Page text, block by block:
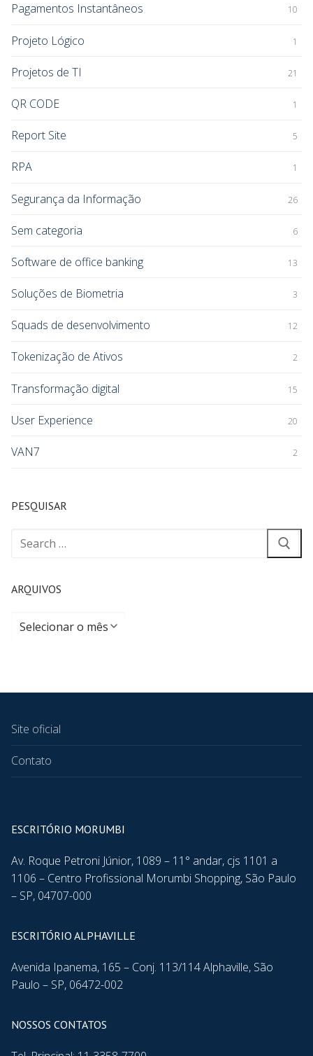
Pagamentos Instantâneos 10
Projeto Lógico 1
Projetos de TI 21
QR CODE 1
Report Site 5
RPA 1
Segurança da Informação 26
Sem categoria 6
Software de office banking 13
Soluções de Biometria 3
Squads de desenvolvimento 12
Tokenização de Ativos 2
Transformação digital 15
User Experience 20
VAN7 2
PESQUISAR
ARQUIVOS
Site oficial
Contato
ESCRITÓRIO MORUMBI
Av. Roque Petroni Júnior, 1089 – 11° andar, cjs 1101 a
1106 – Centro Profissional Morumbi Shopping, São Paulo
– SP, 04707-000
ESCRITÓRIO ALPHAVILLE
Avenida Ipanema, 165 – Conj. 113/114 Alphaville, São
Paulo – SP, 06472-002
NOSSOS CONTATOS